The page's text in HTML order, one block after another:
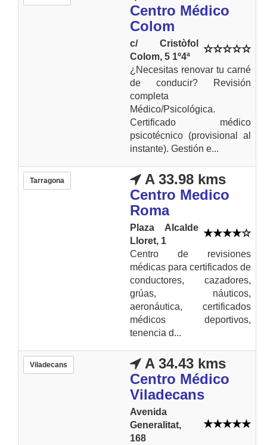
Centro Médico
Colom
c/ Cristòfol
Colom, 5 1º4ª
¿Necesitas renovar tu carné
de conducir? Revisión
completa
Médico/Psicológica.
Certificado médico
psicotécnico (provisional al
instante). Gestión e...
Tarragona
A 33.98 kms
Centro Medico
Roma
Plaza Alcalde
Lloret, 1
Centro de revisiones
médicas para certificados de
conductores, cazadores,
grúas, náuticos,
aeronáutica, certificados
médicos deportivos,
tenencia d...
Viladecans
A 34.43 kms
Centro Médico
Viladecans
Avenida
Generalitat,
168